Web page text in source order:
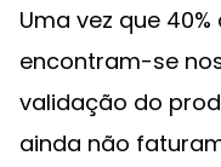
Uma vez que
encontram-se
validação do
ainda não